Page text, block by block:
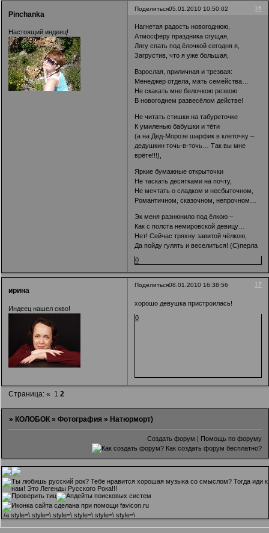
Поделиться 16
05.01.2010 10:50:02
Pinchanka
Настоящий индеец!
Нагнетая радость новогоднюю,
Атмосферу праздника сгущая,
Лягу спать под ёлочкой сегодня я,
Загрустив, что я уже большая,
Взрослая, приличная и трезвая:
Менеджер отдела, мать семейства…
Не скакать мне белочкою резвою
В новогоднем развесёлом действе!
Не читать стишки на табуреточке
К умиленью бабушки и тёти
(а на Дед-Морозе шарфик в клеточку –
дедушкин точь-в-точь… Так вы мне
врёте!!!),
Яркие бумажные открыточки
Не таскать десятками на почту,
Не мечтать о сладком и несбыточном,
Романтичном, сказочном, непрочном…
Эк меня разнюнило под ёлкою –
Как с полста немировской девицу…
Нет! Сейчас тряхну завитой чёлкою,
Да пойду гулять и веселиться! (С)перла
0
Поделиться 17
08.01.2010 16:38:56
ирина
Индеец нашел скво!
хорошо девушка пристроилась!
0
Страница:« 1 2
» КОЛОБОК »Фотография » Натюрморт)
Создать форум | Помощь по форуму
./a style=\ style=\ style=\ style=\ style=\ style=\